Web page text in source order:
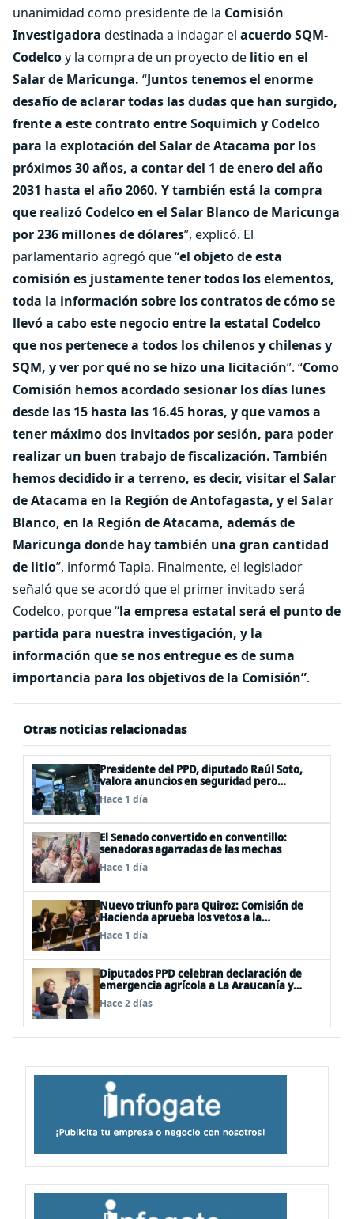
unanimidad como presidente de la Comisión
Investigadora destinada a indagar el acuerdo SQM-
Codelcoy la compra de un proyecto de litio en el
Salar de Maricunga. “Juntos tenemos el enorme
desafío de aclarar todas las dudas que han surgido,
frente a este contrato entre Soquimich y Codelco
para la explotación del Salar de Atacama por los
próximos 30 años, a contar del 1 de enero del año
2031 hasta el año 2060. Y también está la compra
que realizó Codelco en el Salar Blanco de Maricunga
por 236 millones de dólares”, explicó. El
parlamentario agregó que “el objeto de esta
comisión es justamente tener todos los elementos,
toda la información sobre los contratos de cómo se
llevó a cabo este negocio entre la estatal Codelco
que nos pertenece a todos los chilenos y chilenas y
SQM, y ver por qué no se hizo una licitación”. “Como
Comisión hemos acordado sesionar los días lunes
desde las 15 hasta las 16.45 horas, y que vamos a
tener máximo dos invitados por sesión, para poder
realizar un buen trabajo de fiscalización. También
hemos decidido ir a terreno, es decir, visitar el Salar
de Atacama en la Región de Antofagasta, y el Salar
Blanco, en la Región de Atacama, además de
Maricunga donde hay también una gran cantidad
de litio”, informó Tapia. Finalmente, el legislador
señaló que se acordó que el primer invitado será
Codelco, porque “la empresa estatal será el punto de
partida para nuestra investigación, y la
información que se nos entregue es de suma
importancia para los objetivos de la Comisión”.
Otras noticias relacionadas
Presidente del PPD, diputado Raúl Soto,
valora anuncios en seguridad pero
advierte ausencia clave: alzamiento del
secreto bancario
Hace 1 día
El Senado convertido en conventillo:
senadoras agarradas de las mechas
Hace 1 día
Nuevo triunfo para Quiroz: Comisión de
Hacienda aprueba los vetos a la
Megarreforma
Hace 1 día
Diputados PPD celebran declaración de
emergencia agrícola a La Araucanía y
piden agilizar ayudas económicas a
familias
Hace 2 días